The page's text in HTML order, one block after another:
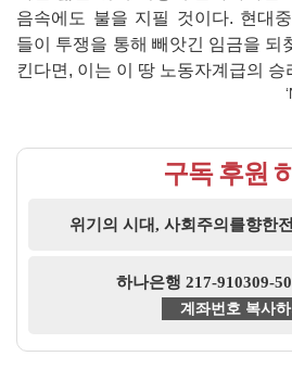
음속에도 불을 지필 것이다. 현대
들이 투쟁을 통해 빼앗긴 임금을 되
킨다면, 이는 이 땅 노동자계급의
구독 후원
위기의 시대, 사회주의를향한
하나은행 217-910309-
계좌번호 복사하